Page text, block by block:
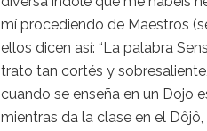
mí procediendo de Maestros
ellos dicen así: “La palabra
trato tan cortés y
cuando se enseña en un Dojo
mientras da la clase en el